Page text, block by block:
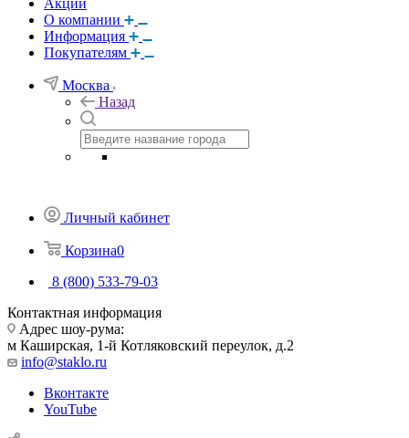
Акции
О компании
Информация
Покупателям
Москва
Назад
Личный кабинет
Корзина0
8 (800) 533-79-03
Контактная информация
Адрес шоу-рума:
м Каширская, 1-й Котляковский переулок, д.2
info@staklo.ru
Вконтакте
YouTube